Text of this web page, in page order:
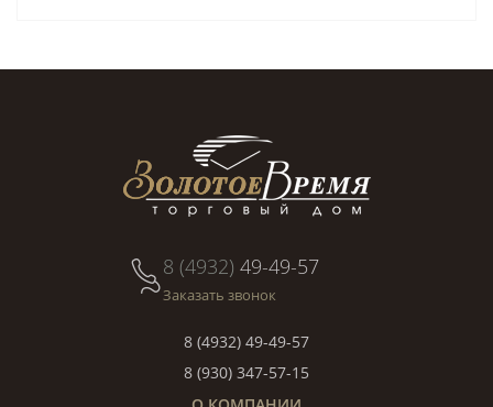
8 (4932) 49-49-57
Заказать звонок
8 (4932) 49-49-57
8 (930) 347-57-15